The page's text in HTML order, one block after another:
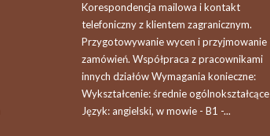
Korespondencja mailowa i kontakt
telefoniczny z klientem zagranicznym.
Przygotowywanie wycen i przyjmowanie
zamówień. Współpraca z pracownikami
innych działów Wymagania konieczne:
Wykształcenie: średnie ogólnokształcące
Język: angielski, w mowie - B1 -...